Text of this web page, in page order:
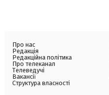
Про нас
Редакція
Редакційна політика
Про телеканал
Телеведучі
Вакансії
Структура власності